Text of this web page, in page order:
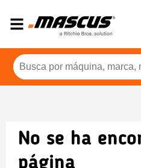
No se ha
página